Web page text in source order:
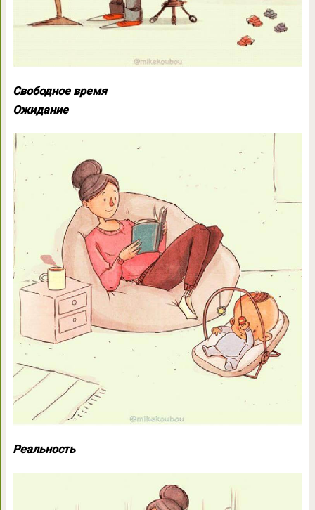
Свободное время
Ожидание
Реальность